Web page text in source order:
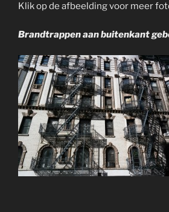
Klik op de afbeelding voor meer
Brandtrappen aan buitenkant